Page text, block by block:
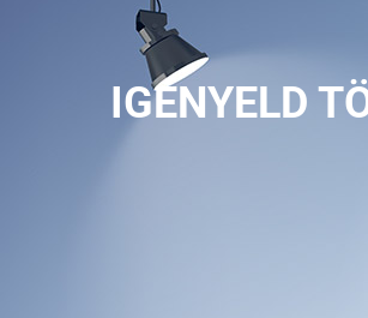
IGÉNYELD